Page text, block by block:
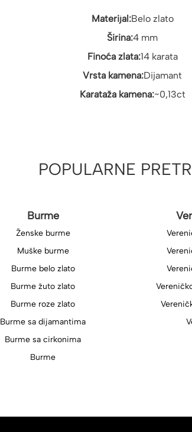
Materijal:Belo zlato
Širina:4 mm
Finoća zlata:14 karata
Vrsta kamena:Dijamant
Karataža kamena:~0,13ct
POPULARNE
Burme
Ženske burme
Muške burme
Burme belo zlato
Burme žuto zlato
Burme roze zlato
Burme sa dijamantima
Burme sa cirkonima
Burme